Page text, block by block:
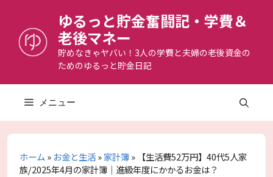
へ
ゆるっと貯金奮闘記・学費＆
老後マネー
貯めなきゃヤバい！3人の学費と夫婦の老後資金の
ためのゆるっと貯金日記
メニュー
ホーム» お金と生活»家計簿» 【生活費52万円】40代5人家
族/2025年4月の家計簿｜進級年度にかかるお金は？